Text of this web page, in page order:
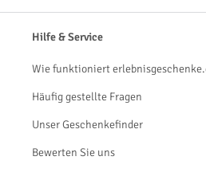
Hilfe & Service
Wie funktioniert
Häufig gestellte Fragen
Unser Geschenkefinder
Bewerten Sie uns